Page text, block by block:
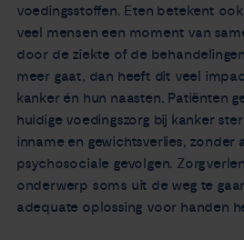
voedingsstoffen. Eten betekent
veel mensen een moment van
door de ziekte of de
meer gaat, dan heeft dit veel
kanker én hun naasten. Patiënten
huidige voedingszorg bij kanker
inname en gewichtsverlies,
psychosociale gevolgen.
onderwerp soms uit de weg te
adequate oplossing voor handen